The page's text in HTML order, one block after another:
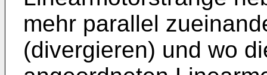
mehr parallel
(divergieren) und wo